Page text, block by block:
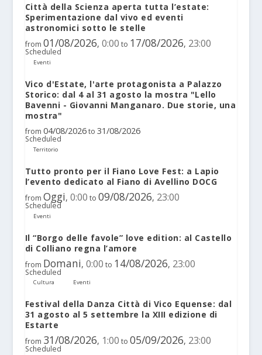
Città della Scienza aperta tutta l’estate:
Sperimentazione dal vivo ed eventi
astronomici sotto le stelle
from 01/08/2026, 0:00 to 17/08/2026, 23:00
Scheduled
Eventi
Vico d'Estate, l'arte protagonista a Palazzo
Storico: dal 4 al 31 agosto la mostra "Lello
Bavenni - Giovanni Manganaro. Due storie, una
mostra"
from 04/08/2026 to 31/08/2026
Scheduled
Territorio
Tutto pronto per il Fiano Love Fest: a Lapio
l’evento dedicato al Fiano di Avellino DOCG
from Oggi, 0:00 to 09/08/2026, 23:00
Scheduled
Eventi
Il “Borgo delle favole” love edition: al Castello
di Colliano regna l’amore
from Domani, 0:00 to 14/08/2026, 23:00
Scheduled
Cultura Eventi
Festival della Danza Città di Vico Equense: dal
31 agosto al 5 settembre la XIII edizione di
Estarte
from 31/08/2026, 1:00 to 05/09/2026, 23:00
Scheduled